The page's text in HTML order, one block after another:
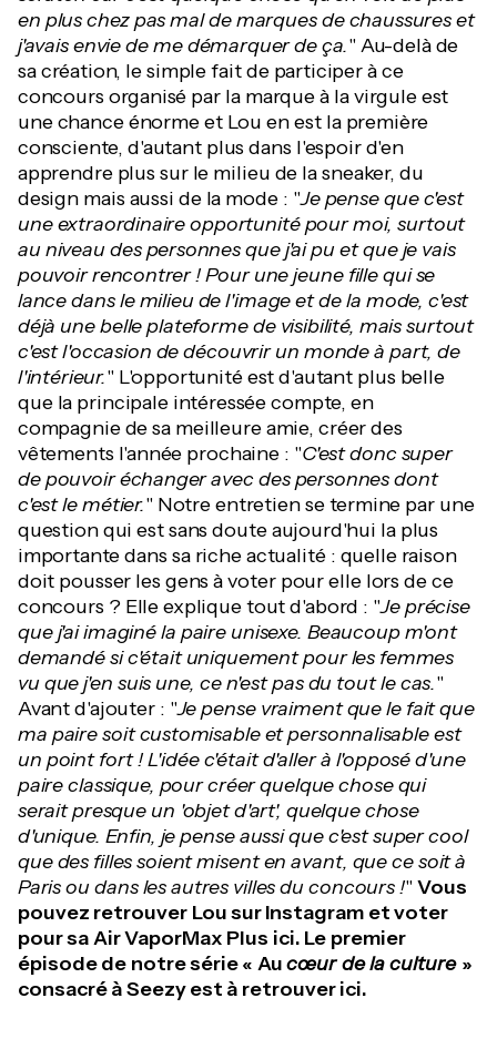
en plus chez pas mal de marques de chaussures et
j'avais envie de me démarquer de ça." Au-delà de
sa création, le simple fait de participer à ce
concours organisé par la marque à la virgule est
une chance énorme et Lou en est la première
consciente, d'autant plus dans l'espoir d'en
apprendre plus sur le milieu de la sneaker, du
design mais aussi de la mode : "Je pense que c'est
une extraordinaire opportunité pour moi, surtout
au niveau des personnes que j'ai pu et que je vais
pouvoir rencontrer ! Pour une jeune fille qui se
lance dans le milieu de l'image et de la mode, c'est
déjà une belle plateforme de visibilité, mais surtout
c'est l'occasion de découvrir un monde à part, de
l'intérieur." L'opportunité est d'autant plus belle
que la principale intéressée compte, en
compagnie de sa meilleure amie, créer des
vêtements l'année prochaine : "C'est donc super
de pouvoir échanger avec des personnes dont
c'est le métier." Notre entretien se termine par une
question qui est sans doute aujourd'hui la plus
importante dans sa riche actualité : quelle raison
doit pousser les gens à voter pour elle lors de ce
concours ? Elle explique tout d'abord : "Je précise
que j'ai imaginé la paire unisexe. Beaucoup m'ont
demandé si c'était uniquement pour les femmes
vu que j'en suis une, ce n'est pas du tout le cas."
Avant d'ajouter : "Je pense vraiment que le fait que
ma paire soit customisable et personnalisable est
un point fort ! L'idée c'était d'aller à l'opposé d'une
paire classique, pour créer quelque chose qui
serait presque un 'objet d'art', quelque chose
d'unique. Enfin, je pense aussi que c'est super cool
que des filles soient misent en avant, que ce soit à
Paris ou dans les autres villes du concours !" Vous
pouvez retrouver Lou sur Instagram et voter
pour sa Air VaporMax Plus ici. Le premier
épisode de notre série « Aucœur de la culture »
consacré à Seezy est à retrouver ici.